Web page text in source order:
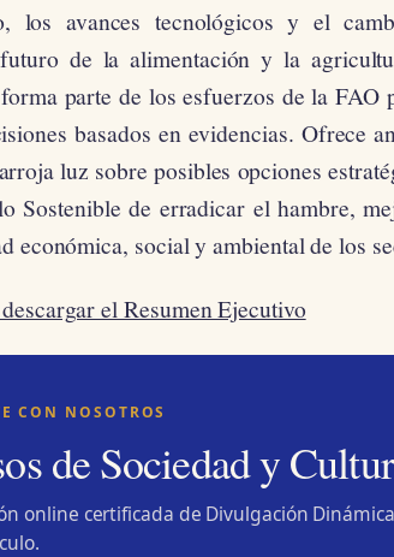
los avances tecnológicos y el
de la alimentación y la
parte de los esfuerzos de la FAO
basados en evidencias. Ofrece
luz sobre posibles opciones
Sostenible de erradicar el hambre,
económica, social y ambiental de los
el Resumen Ejecutivo
CON NOSOTROS
de Sociedad y
online certificada de Divulgación